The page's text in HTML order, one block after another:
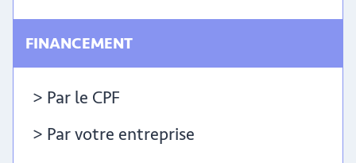
FINANCEMENT
> Par le CPF
> Par votre entreprise